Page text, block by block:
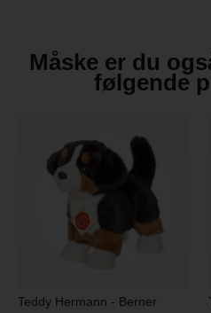
Måske er du
følgende
Teddy Hermann - Berner